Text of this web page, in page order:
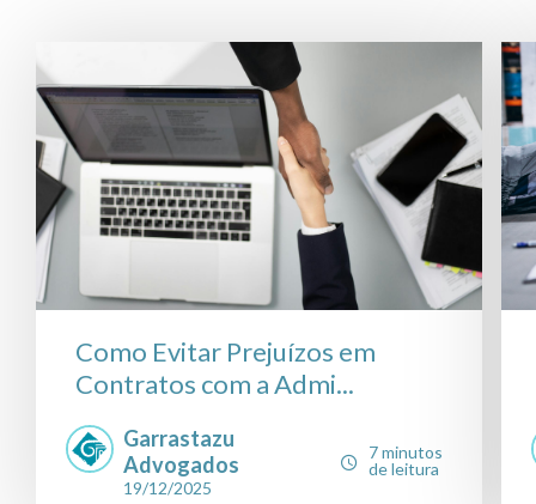
Como Evitar Prejuízos em
Contratos com a Admi...
Garrastazu
Advogados
19/12/2025
7 minutos
de leitura